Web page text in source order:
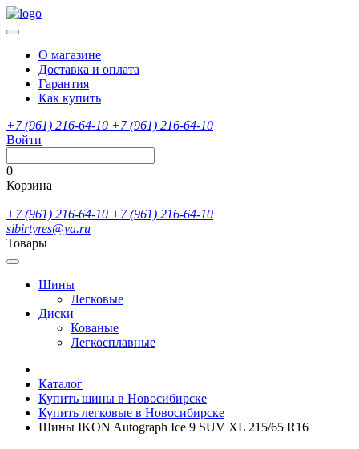
О магазине
Доставка и оплата
Гарантия
Как купить
+7 (961) 216-64-10 +7 (961) 216-64-10
Войти
0
Корзина
+7 (961) 216-64-10 +7 (961) 216-64-10
sibirtyres@ya.ru
Товары
Шины
Легковые
Диски
Кованые
Легкосплавные
Каталог
Купить шины в Новосибирске
Купить легковые в Новосибирске
Шины IKON Autograph Ice 9 SUV XL 215/65 R16